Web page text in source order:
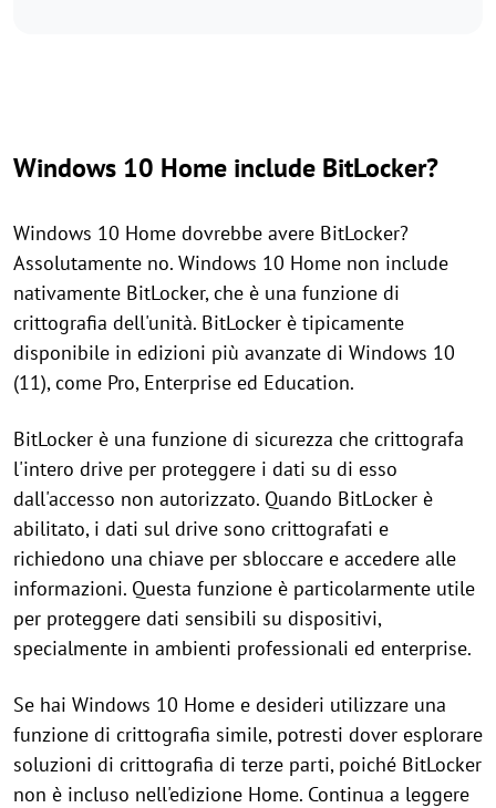
Windows 10 Home include BitLocker?
Windows 10 Home dovrebbe avere BitLocker?
Assolutamente no. Windows 10 Home non include
nativamente BitLocker, che è una funzione di
crittografia dell'unità. BitLocker è tipicamente
disponibile in edizioni più avanzate di Windows 10
(11), come Pro, Enterprise ed Education.
BitLocker è una funzione di sicurezza che crittografa
l'intero drive per proteggere i dati su di esso
dall'accesso non autorizzato. Quando BitLocker è
abilitato, i dati sul drive sono crittografati e
richiedono una chiave per sbloccare e accedere alle
informazioni. Questa funzione è particolarmente utile
per proteggere dati sensibili su dispositivi,
specialmente in ambienti professionali ed enterprise.
Se hai Windows 10 Home e desideri utilizzare una
funzione di crittografia simile, potresti dover esplorare
soluzioni di crittografia di terze parti, poiché BitLocker
non è incluso nell'edizione Home. Continua a leggere